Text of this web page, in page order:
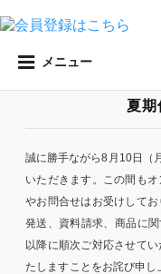
メニュー
夏期
誠に勝手ながら8月10日（
いただきます。この間も
やお問合せはお受けして
発送、資料請求、商品に
以降に順次ご対応させて
たしますことをお詫び申